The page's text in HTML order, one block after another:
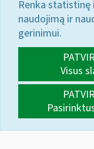
Renka
naudojimą ir
gerinimui.
Visus